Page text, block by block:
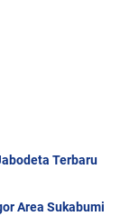
Terbaru
Area Sukabumi